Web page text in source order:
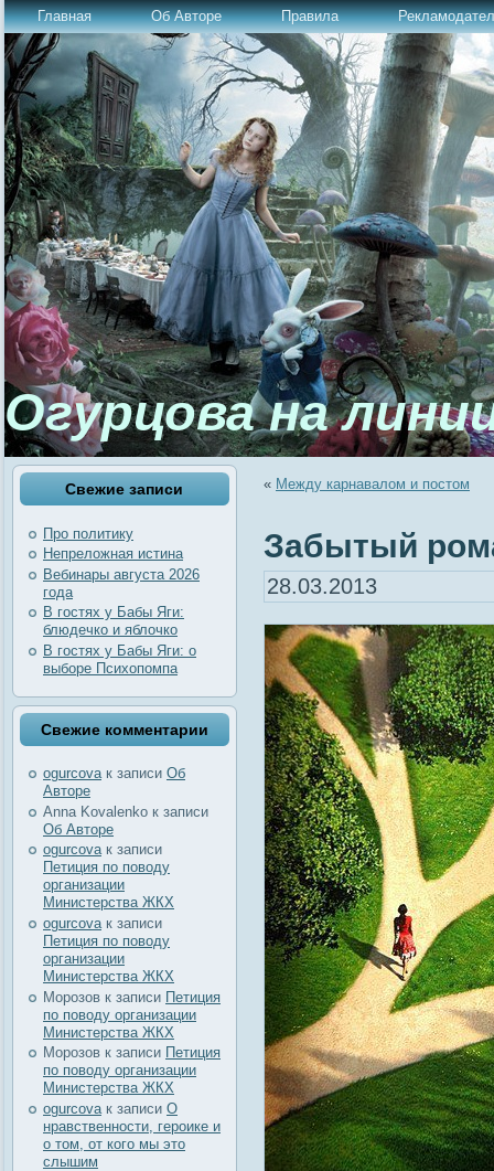
Главная Об Авторе Правила
Огурцова на
Свежие записи
Про политику
Непреложная истина
Вебинары августа 2026
года
В гостях у Бабы Яги:
блюдечко и яблочко
В гостях у Бабы Яги: о
выборе Психопомпа
Свежие комментарии
ogurcovaк записи Об
Авторе
Anna Kovalenko к записи
Об Авторе
ogurcovaк записи
Петиция по поводу
организации
Министерства ЖКХ
ogurcova к записи
Петиция по поводу
организации
Министерства ЖКХ
Морозов к записи Петиция
по поводу организации
Министерства ЖКХ
Морозов к записи Петиция
по поводу организации
Министерства ЖКХ
ogurcova к записи О
нравственности, героике и
о том, от кого мы это
слышим
« Между карнавалом и постом
Забытый
28.03.2013